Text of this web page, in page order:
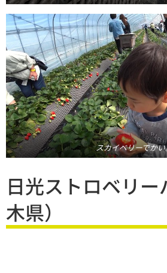
スカイベリーでかい
日光ストロベリ
木県）